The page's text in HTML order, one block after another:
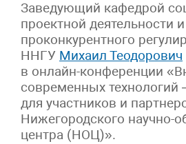
Заведующий кафедрой
проектной деятельности и
проконкурентного
ННГУ Михаил Теодорович
в онлайн-конференции
современных технологий
для участников и
Нижегородского научно-
центра (НОЦ)».